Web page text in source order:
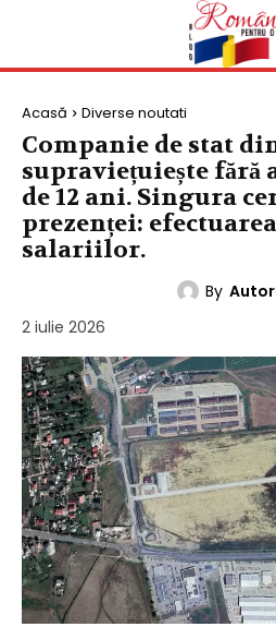
Acasă Diverse noutati
Companie de stat
supraviețuiește
de 12 ani. Singura
prezenței:
salariilor.
By
2 iulie 2026